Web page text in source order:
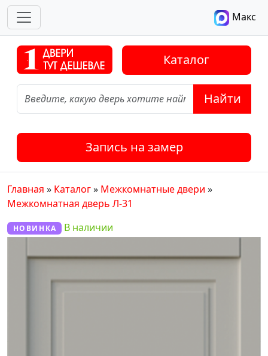
Макс
Каталог
Найти
Запись на замер
Главная » Каталог» Межкомнатные двери »
Межкомнатная дверь Л-31
НОВИНКА В наличии